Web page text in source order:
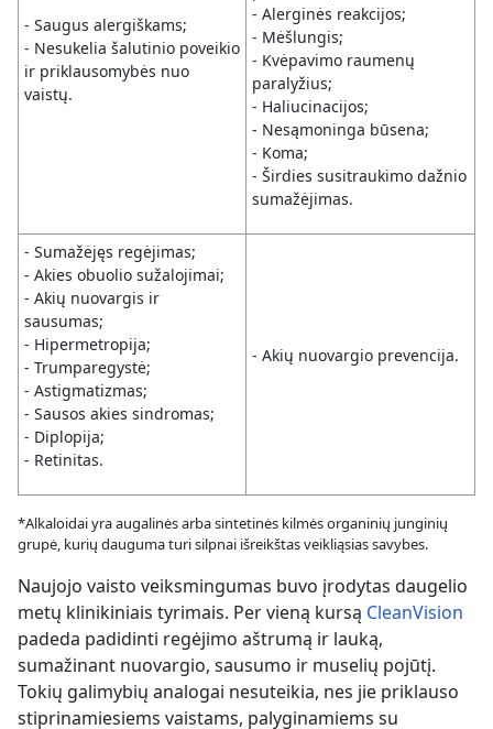
- Saugus alergiškams;
- Nesukelia šalutinio poveikio
ir priklausomybės nuo
vaistų.
- Alerginės reakcijos;
- Mėšlungis;
- Kvėpavimo raumenų
paralyžius;
- Haliucinacijos;
- Nesąmoninga būsena;
- Koma;
- Širdies susitraukimo dažnio
sumažėjimas.
- Sumažėjęs regėjimas;
- Akies obuolio sužalojimai;
- Akių nuovargis ir
sausumas;
- Hipermetropija;
- Trumparegystė;
- Astigmatizmas;
- Sausos akies sindromas;
- Diplopija;
- Retinitas.
- Akių nuovargio prevencija.
*Alkaloidai yra augalinės arba sintetinės kilmės organinių junginių
grupė, kurių dauguma turi silpnai išreikštas veikliąsias savybes.
Naujojo vaisto veiksmingumas buvo įrodytas daugelio
metų klinikiniais tyrimais. Per vieną kursą CleanVision
padeda padidinti regėjimo aštrumą ir lauką,
sumažinant nuovargio, sausumo ir muselių pojūtį.
Tokių galimybių analogai nesuteikia, nes jie priklauso
stiprinamiesiems vaistams, palyginamiems su